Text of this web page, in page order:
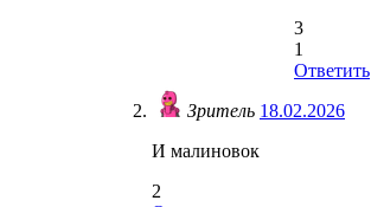
3
1
Ответить
Зритель 18.02.2026
И малиновок
2